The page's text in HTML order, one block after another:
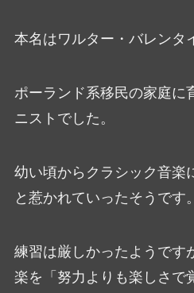
本名はワルター・バレンタ
ポーランド系移民の家庭に
ニストでした。
幼い頃からクラシック音楽
と惹かれていったそうです。
練習は厳しかったようです
楽を「努力よりも楽しさで